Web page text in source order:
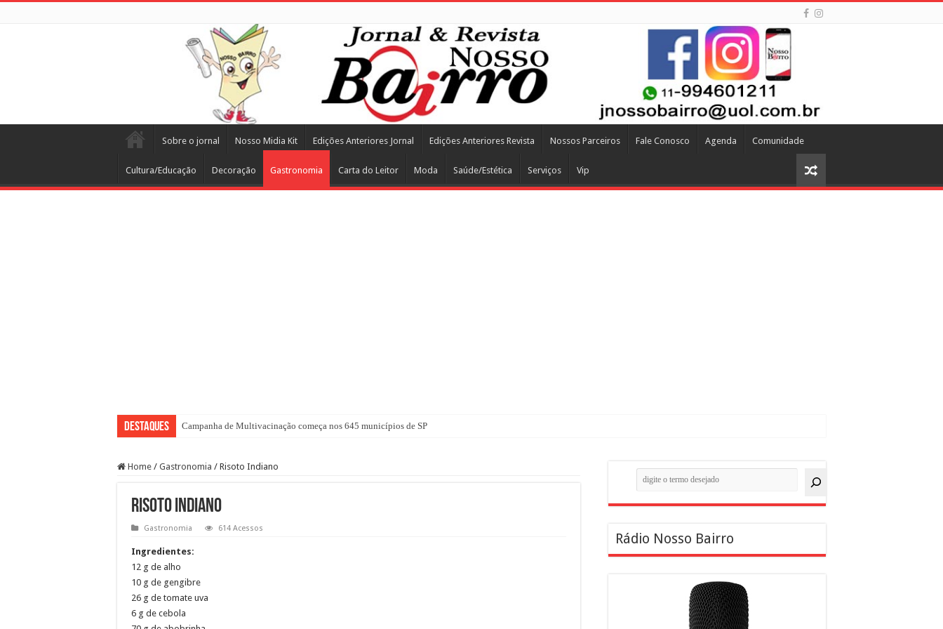
Sobre o jornal Nosso Midia Kit Edições Anteriores Jornal Edições Anteriores Revista Nossos Parceiros Fale Conosco Agenda Comunidade
Cultura/Educação Decoração Gastronomia Carta do Leitor Moda Saúde/Estética Serviços Vip
Destaques Campanha de Multivacinação começa nos 645 municípios de SP
Home / Gastronomia / Risoto Indiano
Risoto Indiano
Gastronomia 614 Acessos
Ingredientes:
12 g de alho
10 g de gengibre
26 g de tomate uva
6 g de cebola
Pesquisar
Rádio Nosso Bairro